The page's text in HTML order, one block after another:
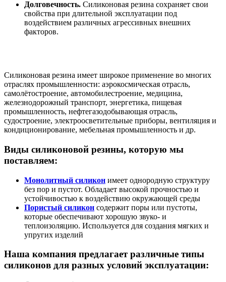
Долговечность. Силиконовая резина сохраняет свои
свойства при длительной эксплуатации под
воздействием различных агрессивных внешних
факторов.
Силиконовая резина имеет широкое применение во многих
отраслях промышленности: аэрокосмическая отрасль,
самолётостроение, автомобилестроение, медицина,
железнодорожный транспорт, энергетика, пищевая
промышленность, нефтегазодобывающая отрасль,
судостроение, электроосветительные приборы, вентиляция и
кондиционирование, мебельная промышленность и др.
Виды силиконовой резины, которую мы
поставляем:
Монолитный силикон имеет однородную структуру
без пор и пустот. Обладает высокой прочностью и
устойчивостью к воздействию окружающей среды
Пористый силикон содержит поры или пустоты,
которые обеспечивают хорошую звуко- и
теплоизоляцию. Используется для создания мягких и
упругих изделий
Наша компания предлагает различные типы
силиконов для разных условий эксплуатации: